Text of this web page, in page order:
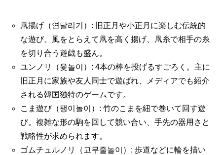
凧揚げ（연날리기）: 旧正月や小正月に楽しむ伝統的
な遊び。風をとらえて凧を高く揚げ、凧糸で相手の糸
を切り合う遊戯も盛ん。
ユンノリ（윷놀이）: 4本の棒を投げるすごろく。主に
旧正月に家族や友人同士で遊ばれ、メディアでも紹介
される韓国独特のゲームです。
こま遊び（팽이놀이）: 竹のこまを紐で巻いて回す遊
び。複雑な形の駒を回して競い合い、手先の器用さと
戦略性が求められます。
ゴムチュルノリ（고무줄놀이）: 歩道などに輪を描い